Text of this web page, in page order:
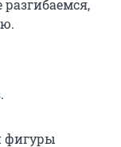
фигуры